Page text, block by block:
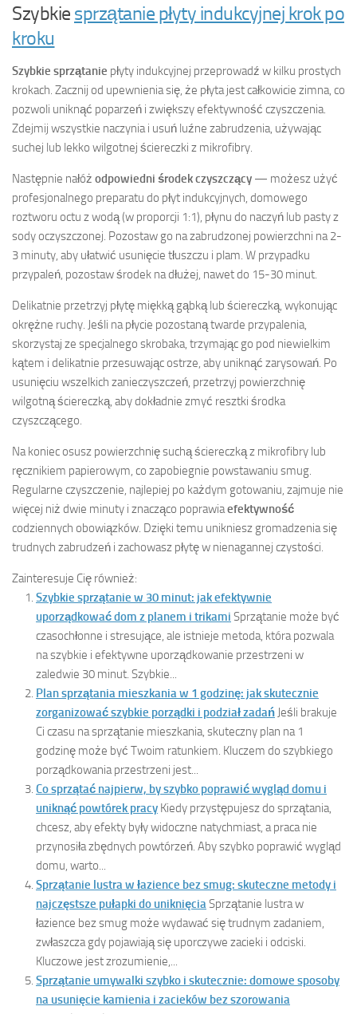
Szybkie sprzątanie płyty indukcyjnej krok po
kroku
Szybkie sprzątanie płyty indukcyjnej przeprowadź w kilku prostych
krokach. Zacznij od upewnienia się, że płyta jest całkowicie zimna, co
pozwoli uniknąć poparzeń i zwiększy efektywność czyszczenia.
Zdejmij wszystkie naczynia i usuń luźne zabrudzenia, używając
suchej lub lekko wilgotnej ściereczki z mikrofibry.
Następnie nałóż odpowiedni środek czyszczący — możesz użyć
profesjonalnego preparatu do płyt indukcyjnych, domowego
roztworu octu z wodą (w proporcji 1:1), płynu do naczyń lub pasty z
sody oczyszczonej. Pozostaw go na zabrudzonej powierzchni na 2-
3 minuty, aby ułatwić usunięcie tłuszczu i plam. W przypadku
przypaleń, pozostaw środek na dłużej, nawet do 15-30 minut.
Delikatnie przetrzyj płytę miękką gąbką lub ściereczką, wykonując
okrężne ruchy. Jeśli na płycie pozostaną twarde przypalenia,
skorzystaj ze specjalnego skrobaka, trzymając go pod niewielkim
kątem i delikatnie przesuwając ostrze, aby uniknąć zarysowań. Po
usunięciu wszelkich zanieczyszczeń, przetrzyj powierzchnię
wilgotną ściereczką, aby dokładnie zmyć resztki środka
czyszczącego.
Na koniec osusz powierzchnię suchą ściereczką z mikrofibry lub
ręcznikiem papierowym, co zapobiegnie powstawaniu smug.
Regularne czyszczenie, najlepiej po każdym gotowaniu, zajmuje nie
więcej niż dwie minuty i znacząco poprawiaefektywność
codziennych obowiązków. Dzięki temu unikniesz gromadzenia się
trudnych zabrudzeń i zachowasz płytę w nienagannej czystości.
Zainteresuje Cię również:
Szybkie sprzątanie w 30 minut: jak efektywnie
uporządkować dom z planem i trikami Sprzątanie może być
czasochłonne i stresujące, ale istnieje metoda, która pozwala
na szybkie i efektywne uporządkowanie przestrzeni w
zaledwie 30 minut. Szybkie...
Plan sprzątania mieszkania w 1 godzinę: jak skutecznie
zorganizować szybkie porządki i podział zadań Jeśli brakuje
Ci czasu na sprzątanie mieszkania, skuteczny plan na 1
godzinę może być Twoim ratunkiem. Kluczem do szybkiego
porządkowania przestrzeni jest...
Co sprzątać najpierw, by szybko poprawić wygląd domu i
uniknąć powtórek pracy Kiedy przystępujesz do sprzątania,
chcesz, aby efekty były widoczne natychmiast, a praca nie
przynosiła zbędnych powtórzeń. Aby szybko poprawić wygląd
domu, warto...
Sprzątanie lustra w łazience bez smug: skuteczne metody i
najczęstsze pułapki do uniknięciaSprzątanie lustra w
łazience bez smug może wydawać się trudnym zadaniem,
zwłaszcza gdy pojawiają się uporczywe zacieki i odciski.
Kluczowe jest zrozumienie,...
Sprzątanie umywalki szybko i skutecznie: domowe sposoby
na usunięcie kamienia i zacieków bez szorowania